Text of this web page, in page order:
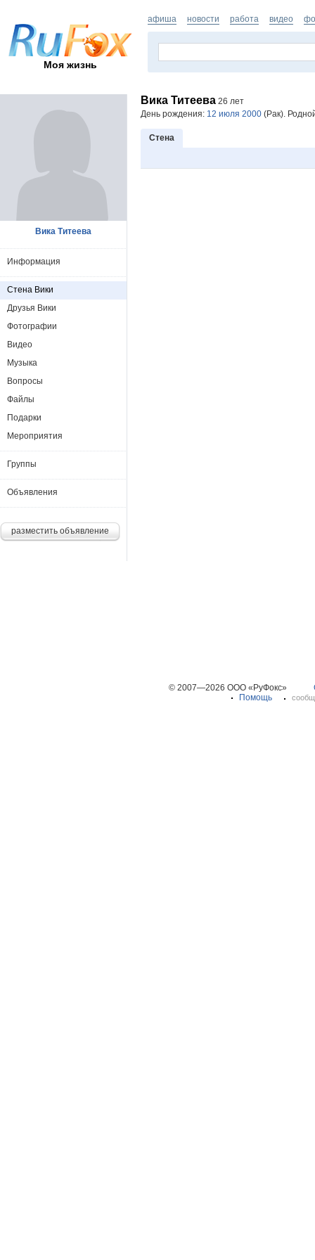
Моя жизнь
афиша новости работа видео
Вика Титеева 26 лет
День рождения: 12 июля 2000 (Рак).
Стена
Вика Титеева
Информация
Стена Вики
Друзья Вики
Фотографии
Видео
Музыка
Вопросы
Файлы
Подарки
Мероприятия
Группы
Объявления
разместить объявление
© 2007—2026 ООО «РуФокс»
Помощь